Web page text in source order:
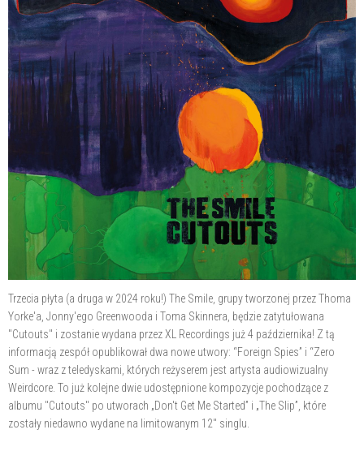
Trzecia płyta (a druga w 2024 roku!) The Smile, grupy tworzonej przez Thoma
Yorke'a, Jonny'ego Greenwooda i Toma Skinnera, będzie zatytułowana
"Cutouts" i zostanie wydana przez XL Recordings już 4 października! Z tą
informacją zespół opublikował dwa nowe utwory: “Foreign Spies” i “Zero
Sum - wraz z teledyskami, których reżyserem jest artysta audiowizualny
Weirdcore. To już kolejne dwie udostępnione kompozycje pochodzące z
albumu "Cutouts" po utworach „Don't Get Me Started” i „The Slip”, które
zostały niedawno wydane na limitowanym 12" singlu.